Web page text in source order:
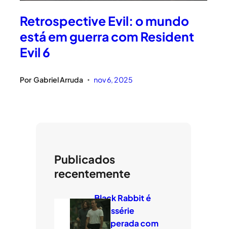
Retrospective Evil: o mundo
está em guerra com Resident
Evil 6
Por Gabriel Arruda • nov 6, 2025
Publicados
recentemente
Black Rabbit é
minissérie
temperada com